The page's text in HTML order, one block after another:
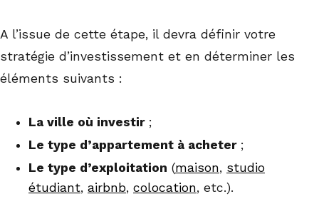
A l’issue de cette étape, il devra définir votre
stratégie d’investissement et en déterminer les
éléments suivants :
La ville où investir ;
Le type d’appartement à acheter ;
Le type d’exploitation (maison, studio
étudiant, airbnb, colocation, etc.).